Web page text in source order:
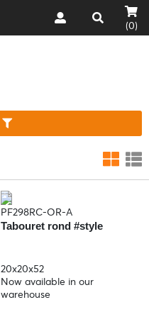
(0)
PF298RC-OR-A
Tabouret rond #style
20x20x52
Now available in our
warehouse